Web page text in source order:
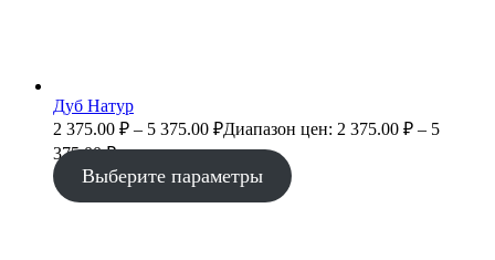
Дуб Натур
2 375.00 ₽ – 5 375.00 ₽Диапазон цен: 2 375.00 ₽ – 5
375.00 ₽
Выберите параметры